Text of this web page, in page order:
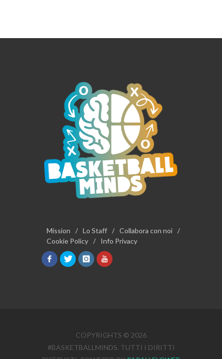
Mission / Lo Staff / Collabora con noi /
Cookie Policy / Info Privacy
COPYRIGHTS © 2026
#BASKETBALLMINDS. TUTTI I DIRITTI